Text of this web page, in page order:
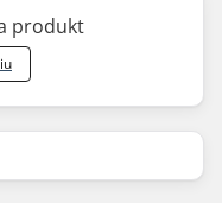
produkt